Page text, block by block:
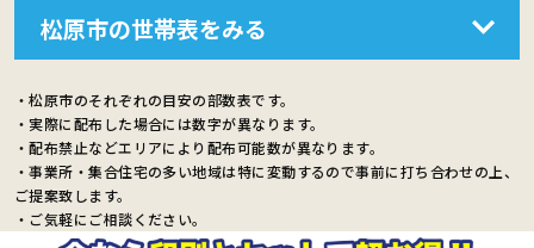
松原市の世帯表をみる
・松原市のそれぞれの目安の部数表です。
・実際に配布した場合には数字が異なります。
・配布禁止などエリアにより配布可能数が異なります。
・事業所・集合住宅の多い地域は特に変動するので事前に打ち合わせの上、
ご提案致します。
・ご気軽にご相談ください。